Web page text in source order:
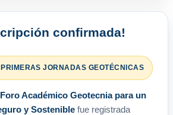
confirmada!
JORNADAS GEOTÉCNICAS
Foro Académico Geotecnia para un
y Sosteniblefue registrada